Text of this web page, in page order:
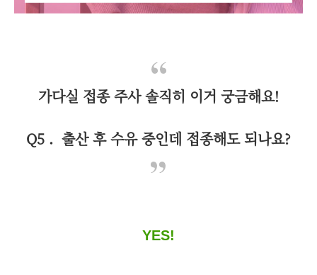
가다실 접종 주사 솔직히 이거 궁금해요!
Q5 . 출산 후 수유 중인데 접종해도 되나요?
YES!